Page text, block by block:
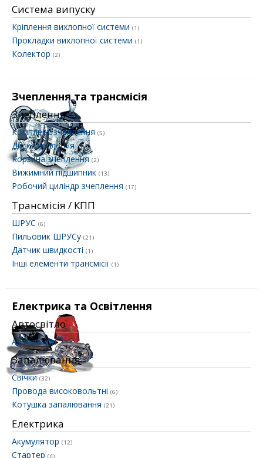
Система випуску
Кріплення вихлопної системи (1)
Прокладки вихлопної системи (1)
Колектор (2)
Зчеплення та трансмісія
Зчеплення
Комплект зчеплення (5)
Диск зчеплення(3)
Корзина зчеплення (2)
Вижимний підшипник (13)
Робочий циліндр зчеплення (17)
Трансмісія / КПП
ШРУС (6)
Пильовик ШРУСу (21)
Датчик швидкості (1)
Інші елементи трансмісії (1)
Електрика та Освітлення
Автосвітло
Автолампи
Запалювання
Свічки(32)
Провода високовольтні (6)
Котушка запалювання (21)
Електрика
Акумулятор (12)
Стартер (4)